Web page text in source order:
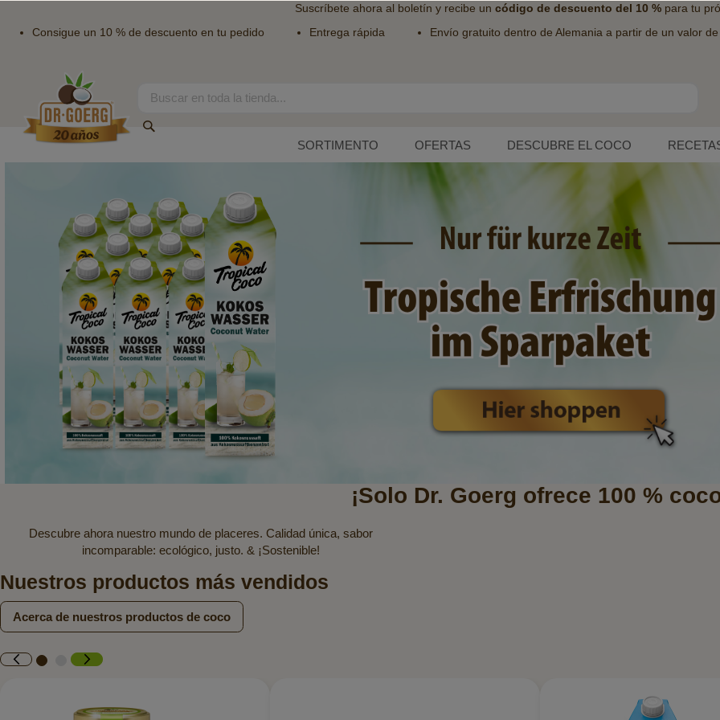
Suscríbete ahora al boletín y recibe un código de descuento del 10 %para tu
Consigue un 10 % de descuento en tu pedido
Entrega rápida Envío gratuito dentro de Alemania a partir de un valor
contenido
Search
SORTIMENTO
OFERTAS DESCUBRE EL COCO
¡Solo Dr. Goerg ofrece 100 %
Descubre ahora nuestro mundo de placeres. Calidad única, sabor
incomparable: ecológico, justo. & ¡Sostenible!
Nuestros productos más vendidos
Acerca de nuestros productos de coco